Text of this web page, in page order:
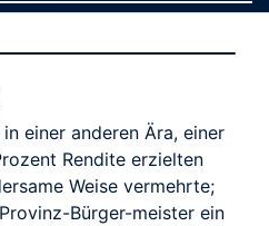
einer anderen Ära, einer
Rendite erzielten
Weise vermehrte;
Bürger-meister ein